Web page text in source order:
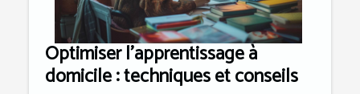
Optimiser l'apprentissage à
domicile : techniques et conseils